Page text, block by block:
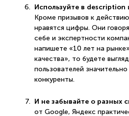
Используйте в description
Кроме призывов к
нравятся цифры. Они
себе и экспертности
напишете «10 лет на
качества», то будете
пользователей
конкуренты.
И не забывайте о разных
от Google, Яндекс